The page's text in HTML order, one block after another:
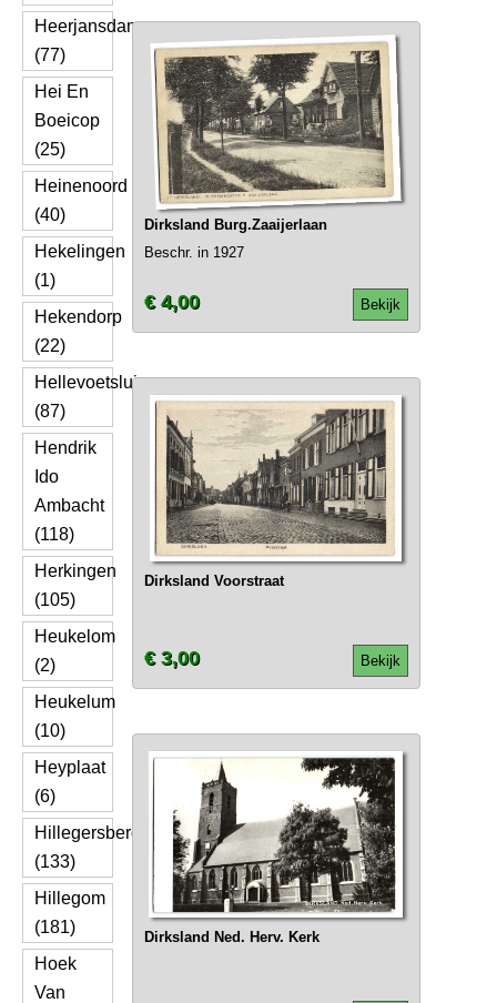
Heerjansdam
(77)
Hei En
Boeicop
(25)
Heinenoord
(40)
Hekelingen
(1)
Hekendorp
(22)
Hellevoetsluis
(87)
Hendrik
Ido
Ambacht
(118)
Herkingen
(105)
Heukelom
(2)
Heukelum
(10)
Heyplaat
(6)
Hillegersberg
(133)
Hillegom
(181)
Hoek
Van
Dirksland Burg.Zaaijerlaan
Beschr. in 1927
Bekijk
€ 4,00
Dirksland Voorstraat
Bekijk
€ 3,00
Dirksland Ned. Herv. Kerk